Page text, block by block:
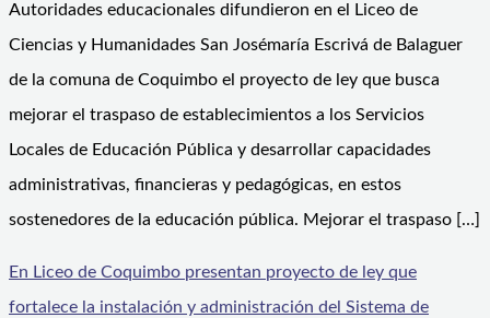
Autoridades educacionales difundieron en el Liceo de
Ciencias y Humanidades San Josémaría Escrivá de Balaguer
de la comuna de Coquimbo el proyecto de ley que busca
mejorar el traspaso de establecimientos a los Servicios
Locales de Educación Pública y desarrollar capacidades
administrativas, financieras y pedagógicas, en estos
sostenedores de la educación pública. Mejorar el traspaso […]
En Liceo de Coquimbo presentan proyecto de ley que
fortalece la instalación y administración del Sistema de